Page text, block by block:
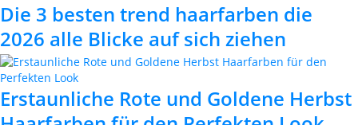
Die 3 besten trend haarfarben die
2026 alle Blicke auf sich ziehen
Erstaunliche Rote und Goldene Herbst